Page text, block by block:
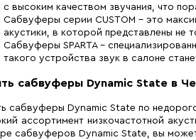
с высоким качеством звучания, что
Сабвуферы серии CUSTOM – это
акустики, в которой представлены не
Сабвуферы SPARTA –
такого устройства звук в салоне
сабвуферы Dynamic State в
сабвуферы Dynamic State по
ассортимент низкочастотной
сабвуферов Dynamic State, вы